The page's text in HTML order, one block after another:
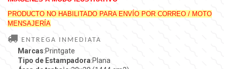
PRODUCTO NO HABILITADO PARA ENVÍO POR CORREO / MOTO
MENSAJERÍA
ENTREGA INMEDIATA
Marcas:Printgate
Tipo de Estampadora:Plana